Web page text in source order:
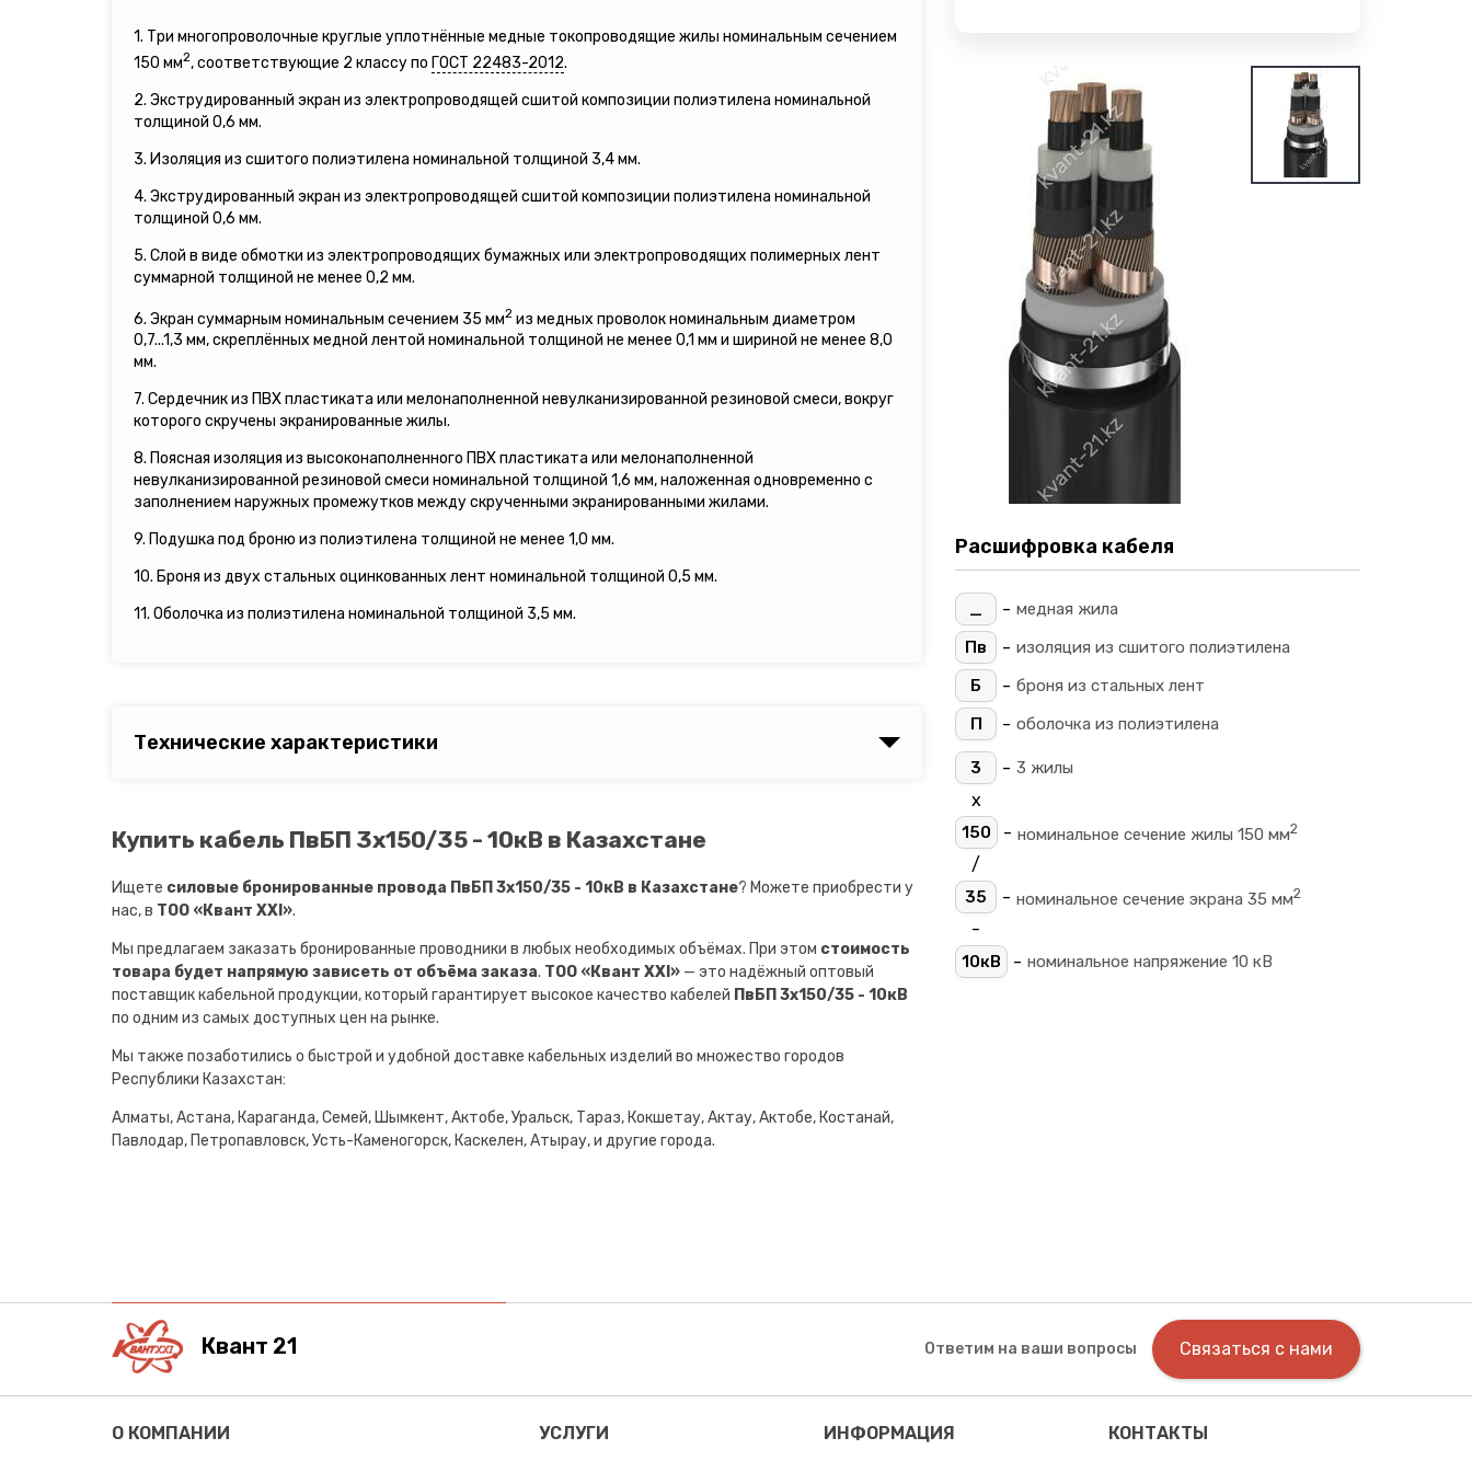
1. Три многопроволочные круглые уплотнённые медные токопроводящие жилы номинальным сечением
150 мм2, соответствующие 2 классу по ГОСТ 22483-2012.
2. Экструдированный экран из электропроводящей сшитой композиции полиэтилена номинальной
толщиной 0,6 мм.
3. Изоляция из сшитого полиэтилена номинальной толщиной 3,4 мм.
4. Экструдированный экран из электропроводящей сшитой композиции полиэтилена номинальной
толщиной 0,6 мм.
5. Слой в виде обмотки из электропроводящих бумажных или электропроводящих полимерных лент
суммарной толщиной не менее 0,2 мм.
6. Экран суммарным номинальным сечением 35 мм2 из медных проволок номинальным диаметром
0,7...1,3 мм, скреплённых медной лентой номинальной толщиной не менее 0,1 мм и шириной не менее 8,0
мм.
7. Сердечник из ПВХ пластиката или мелонаполненной невулканизированной резиновой смеси, вокруг
которого скручены экранированные жилы.
8. Поясная изоляция из высоконаполненного ПВХ пластиката или мелонаполненной
невулканизированной резиновой смеси номинальной толщиной 1,6 мм, наложенная одновременно с
заполнением наружных промежутков между скрученными экранированными жилами.
9. Подушка под броню из полиэтилена толщиной не менее 1,0 мм.
10. Броня из двух стальных оцинкованных лент номинальной толщиной 0,5 мм.
11. Оболочка из полиэтилена номинальной толщиной 3,5 мм.
Технические характеристики
Купить кабель ПвБП 3х150/35 - 10кВ в Казахстане
Ищете силовые бронированные провода ПвБП 3х150/35 - 10кВ в Казахстане? Можете приобрести у
нас, в ТОО «Квант XXI».
Мы предлагаем заказать бронированные проводники в любых необходимых объёмах. При этом стоимость
товара будет напрямую зависеть от объёма заказа. ТОО «Квант XXI» — это надёжный оптовый
поставщик кабельной продукции, который гарантирует высокое качество кабелей ПвБП 3х150/35 - 10кВ
по одним из самых доступных цен на рынке.
Мы также позаботились о быстрой и удобной доставке кабельных изделий во множество городов
Республики Казахстан:
Алматы, Астана, Караганда, Семей, Шымкент, Актобе, Уральск, Тараз, Кокшетау, Актау, Актобе, Костанай,
Павлодар, Петропавловск, Усть-Каменогорск, Каскелен, Атырау, и другие города.
Расшифровка кабеля
_ - медная жила
Пв
- изоляция из сшитого полиэтилена
Б
- броня из стальных лент
П
- оболочка из полиэтилена
3 - 3 жилы
х
150 - номинальное сечение жилы 150 мм2
/
35 - номинальное сечение экрана 35 мм2
-
10кВ - номинальное напряжение 10 кВ
Квант 21 Ответим на ваши вопросы Связаться с нами
О КОМПАНИИ УСЛУГИ ИНФОРМАЦИЯ КОНТАКТЫ